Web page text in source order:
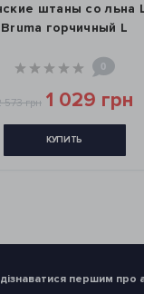
штаны со льна
Bruma горчичный L
0
573 грн 1 029 грн
КУПИТЬ
першим про